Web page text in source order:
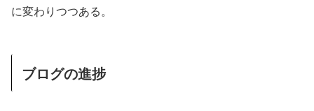
に変わりつつある。
ブログの進捗